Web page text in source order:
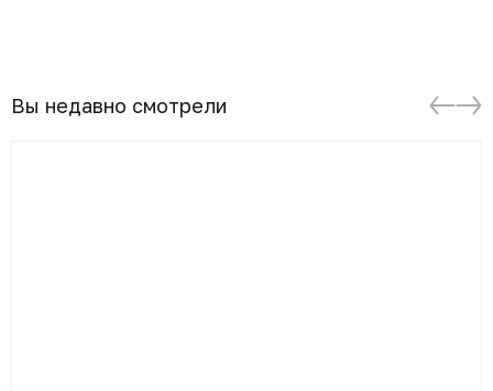
Вы недавно смотрели